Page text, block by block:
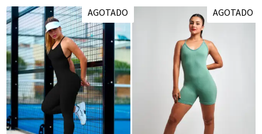
AGOTADO AGOTADO